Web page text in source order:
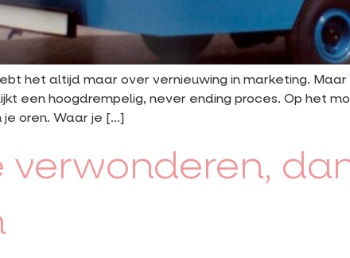
het altijd maar over vernieuwing in marketing.
een hoogdrempelig, never ending proces. Op het
je oren. Waar je […]
verwonderen,